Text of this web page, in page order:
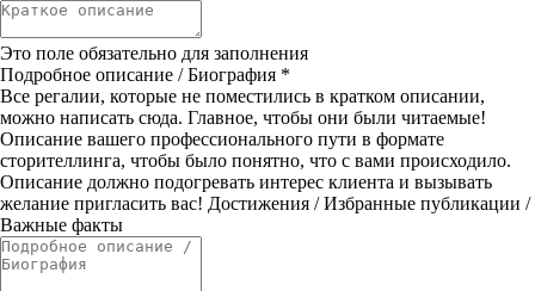
Это поле обязательно для заполнения
Подробное описание / Биография *
Все регалии, которые не поместились в кратком описании,
можно написать сюда. Главное, чтобы они были читаемые!
Описание вашего профессионального пути в формате
сторителлинга, чтобы было понятно, что с вами происходило.
Описание должно подогревать интерес клиента и вызывать
желание пригласить вас! Достижения / Избранные публикации /
Важные факты